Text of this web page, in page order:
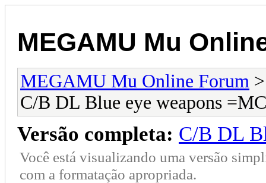
MEGAMU Mu
MEGAMU Mu Online Forum
C/B DL Blue eye weapons
Versão completa: C/B DL
Você está visualizando uma versão
com a formatação apropriada.